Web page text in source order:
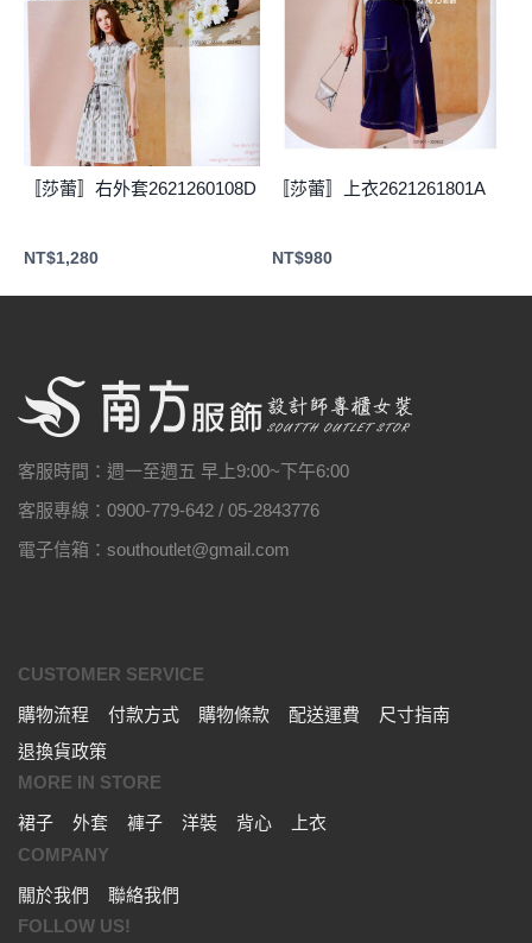
〚莎蕾〛右外套2621260108D
NT$1,280
〚莎蕾〛上衣2621261801A
NT$980
客服時間：週一至週五 早上9:00~下午6:00
客服專線：0900-779-642 / 05-2843776
電子信箱：southoutlet@gmail.com
CUSTOMER SERVICE
購物流程
付款方式 購物條款 配送運費
尺寸指南
退換貨政策
MORE IN STORE
裙子
外套 褲子 洋裝 背心
上衣
COMPANY
關於我們
聯絡我們
FOLLOW US!